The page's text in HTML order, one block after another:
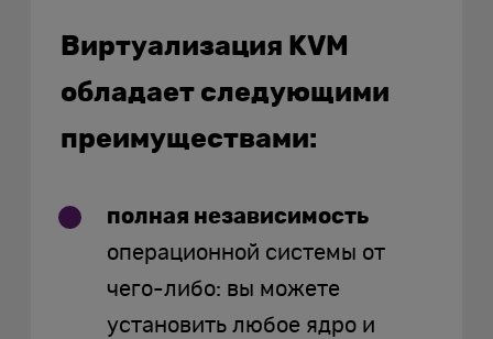
Виртуализация KVM
обладает следующими
преимуществами:
полная независимость
операционной системы от
чего-либо: вы можете
установить любое ядро и